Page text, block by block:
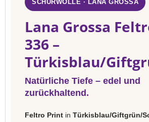
SCHURWOLLE · LANA GROSSA
Lana Grossa
336 –
Türkisblau/
Natürliche Tiefe – edel und
zurückhaltend.
Feltro Print in Türkisblau/Giftgrün/